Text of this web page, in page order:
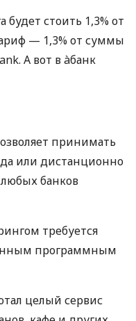
будет стоить 1,3% от
— 1,3% от суммы
А вот в àбанк
принимать
или дистанционно
любых банков
требуется
программным
целый сервис